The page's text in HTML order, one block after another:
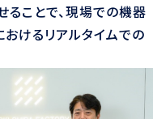
ことで、現場での機器
けるリアルタイムでの